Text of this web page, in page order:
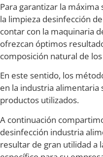
Para garantizar la
la limpieza desinfección
contar con la maquinaria
ofrezcan óptimos
composición natural de
En este sentido, los
en la industria
productos utilizados.
A continuación
desinfección industria
resultar de gran utilidad a